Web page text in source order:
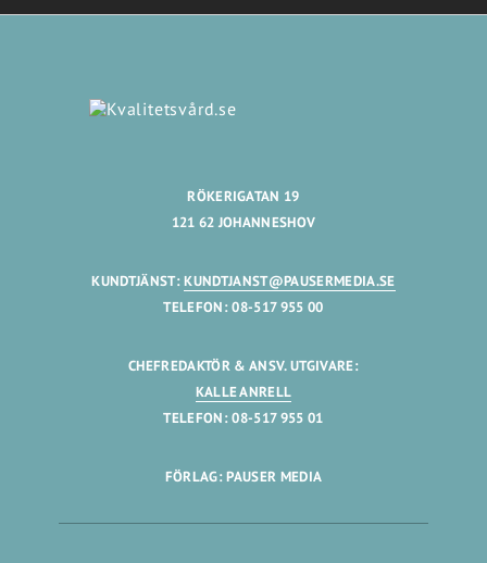
RÖKERIGATAN 19
121 62 JOHANNESHOV
KUNDTJÄNST:KUNDTJANST@PAUSERMEDIA.SE
TELEFON: 08-517 955 00
CHEFREDAKTÖR & ANSV. UTGIVARE:
KALLE ANRELL
TELEFON: 08-517 955 01
FÖRLAG: PAUSER MEDIA